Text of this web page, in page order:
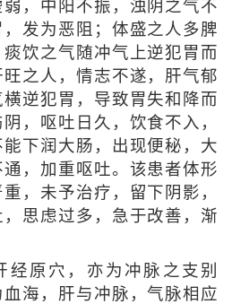
，中阳不振，浊阴之气不
发为恶阻；体盛之人多脾
饮之气随冲气上逆犯胃而
之人，情志不遂，肝气郁
逆犯胃，导致胃失和降而
，呕吐日久，饮食不入，
下润大肠，出现便秘，大
，加重呕吐。该患者体形
，未予治疗，留下阴影，
思虑过多，急于改善，渐
经原穴，亦为冲脉之支别
海，肝与冲脉，气脉相应